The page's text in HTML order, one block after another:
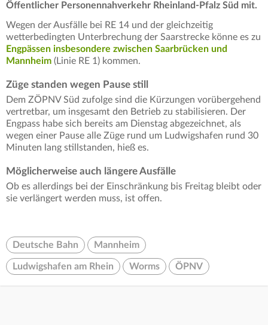
Öffentlicher Personennahverkehr Rheinland-Pfalz Süd mit.
Wegen der Ausfälle bei RE 14 und der gleichzeitig
wetterbedingten Unterbrechung der Saarstrecke könne es zu
Engpässen insbesondere zwischen Saarbrücken und
Mannheim (Linie RE 1) kommen.
Züge standen wegen Pause still
Dem ZÖPNV Süd zufolge sind die Kürzungen vorübergehend
vertretbar, um insgesamt den Betrieb zu stabilisieren. Der
Engpass habe sich bereits am Dienstag abgezeichnet, als
wegen einer Pause alle Züge rund um Ludwigshafen rund 30
Minuten lang stillstanden, hieß es.
Möglicherweise auch längere Ausfälle
Ob es allerdings bei der Einschränkung bis Freitag bleibt oder
sie verlängert werden muss, ist offen.
Deutsche Bahn Mannheim
Ludwigshafen am Rhein Worms ÖPNV